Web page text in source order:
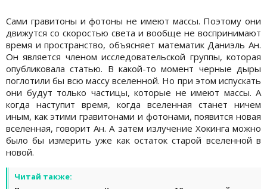
Сами гравитоны и фотоны не имеют массы. Поэтому они
движутся со скоростью света и вообще не воспринимают
время и пространство, объясняет математик Даниэль Ан.
Он является членом исследовательской группы, которая
опубликовала статью. В какой-то момент черные дыры
поглотили бы всю массу вселенной. Но при этом испускать
они будут только частицы, которые не имеют массы. А
когда наступит время, когда вселенная станет ничем
иным, как этими гравитонами и фотонами, появится новая
вселенная, говорит Ан. А затем излучение Хокинга можно
было бы измерить уже как остаток старой вселенной в
новой.
Читай также: